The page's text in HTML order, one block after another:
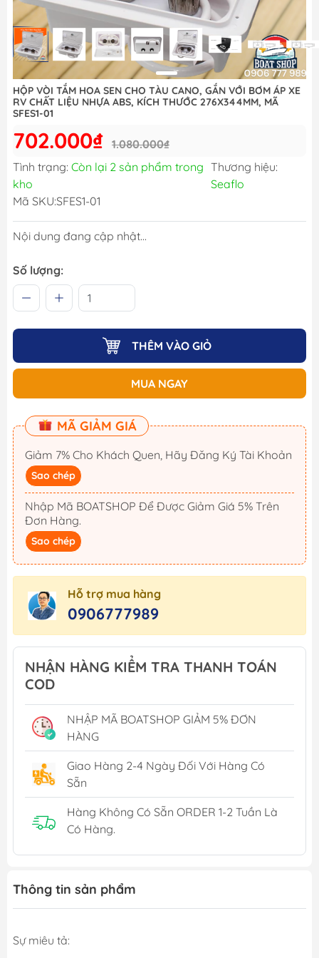
HỘP VÒI TẮM HOA SEN CHO TÀU CANO, GẮN VỚI BƠM ÁP XE
RV CHẤT LIỆU NHỰA ABS, KÍCH THƯỚC 276X344MM, MÃ
SFES1-01
702.000₫ 1.080.000₫
Tình trạng: Còn lại 2 sản phẩm trong
kho
Thương hiệu:
Seaflo
Mã SKU:SFES1-01
Nội dung đang cập nhật...
Số lượng:
THÊM VÀO GIỎ
MUA NGAY
MÃ GIẢM GIÁ
Giảm 7% Cho Khách Quen, Hãy Đăng Ký Tài Khoản
Sao chép
Nhập Mã BOATSHOP Để Được Giảm Giá 5% Trên
Đơn Hàng.
Sao chép
Hỗ trợ mua hàng
0906777989
NHẬN HÀNG KIỂM TRA THANH TOÁN
COD
NHẬP MÃ BOATSHOP GIẢM 5% ĐƠN
HÀNG
Giao Hàng 2-4 Ngày Đối Với Hàng Có
Sẵn
Hàng Không Có Sẵn ORDER 1-2 Tuần Là
Có Hàng.
Thông tin sản phẩm
Sự miêu tả: